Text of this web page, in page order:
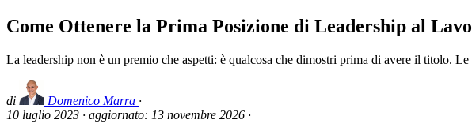
Come Ottenere la Prima Posizione di Leadership al
La leadership non è un premio che aspetti: è qualcosa che dimostri prima di avere il titolo.
di Domenico Marra ·
10 luglio 2023 · aggiornato: 13 novembre 2026 ·